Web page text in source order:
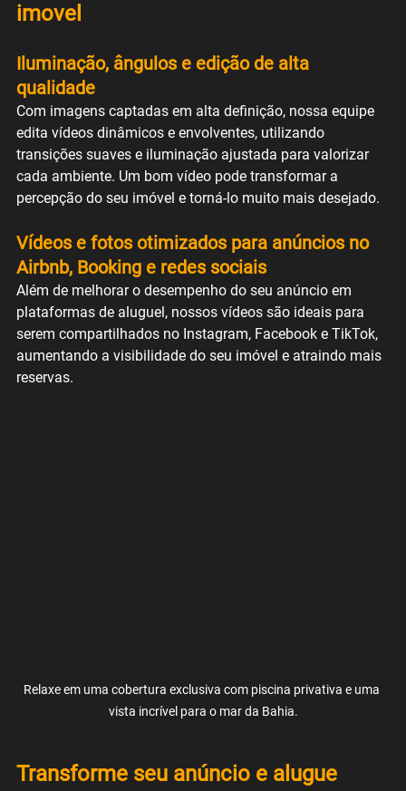
imovel
Iluminação, ângulos e edição de alta
qualidade
Com imagens captadas em alta definição, nossa equipe
edita vídeos dinâmicos e envolventes, utilizando
transições suaves e iluminação ajustada para valorizar
cada ambiente. Um bom vídeo pode transformar a
percepção do seu imóvel e torná-lo muito mais desejado.
Vídeos e fotos otimizados para anúncios no
Airbnb, Booking e redes sociais
Além de melhorar o desempenho do seu anúncio em
plataformas de aluguel, nossos vídeos são ideais para
serem compartilhados no Instagram, Facebook e TikTok,
aumentando a visibilidade do seu imóvel e atraindo mais
reservas.
Relaxe em uma cobertura exclusiva com piscina privativa e uma
vista incrível para o mar da Bahia.
Transforme seu anúncio e alugue